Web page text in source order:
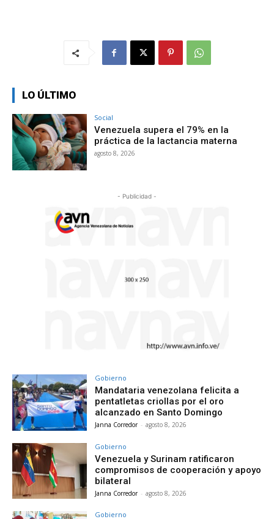
LO ÚLTIMO
Social
Venezuela supera el 79% en la
práctica de la lactancia materna
agosto 8, 2026
- Publicidad -
Gobierno
Mandataria venezolana felicita a
pentatletas criollas por el oro
alcanzado en Santo Domingo
Janna Corredor - agosto 8, 2026
Gobierno
Venezuela y Surinam ratificaron
compromisos de cooperación y apoyo
bilateral
Janna Corredor - agosto 8, 2026
Gobierno